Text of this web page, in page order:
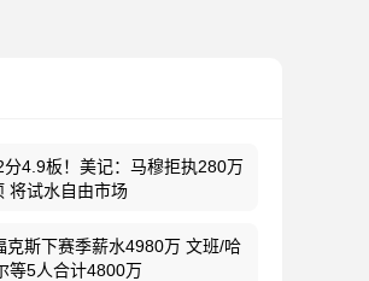
分4.9板！美记：马穆拒执280万
将试水自由市场
克斯下赛季薪水4980万 文班/哈
等5人合计4800万